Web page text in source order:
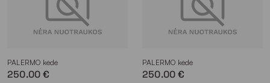
įpročius. „Magrės baldai“ virtualiame kataloge rasite platų
kėdžių pasirinkimą: nuo minimalistinių iki išskirtinio dizaino
sprendimų.
Valgomojo kėdžių forma turi įtakos šių baldų stiliui ir
PALERMO kėdė
250.00 €
PALERMO kėdė
250.00 €